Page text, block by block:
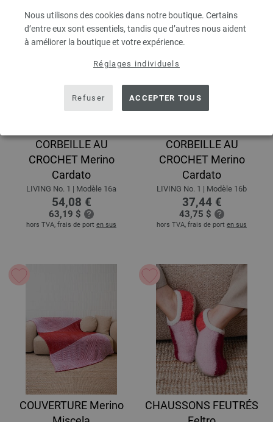
Nous utilisons des cookies dans notre boutique. Certains
d’entre eux sont essentiels, tandis que d’autres nous aident
à améliorer la boutique et votre expérience.
Réglages individuels
Refuser ACCEPTER TOUS
CORBEILLE AU
CROCHET Merino
Cardato
LIVING No. 1 | Modèle 16a
54,08 €
63,19 $
hors TVA, frais de port en sus
CORBEILLE AU
CROCHET Merino
Cardato
LIVING No. 1 | Modèle 16b
37,44 €
43,75 $
hors TVA, frais de port en sus
COUVERTURE Merino
CHAUSSONS FEUTRÉS